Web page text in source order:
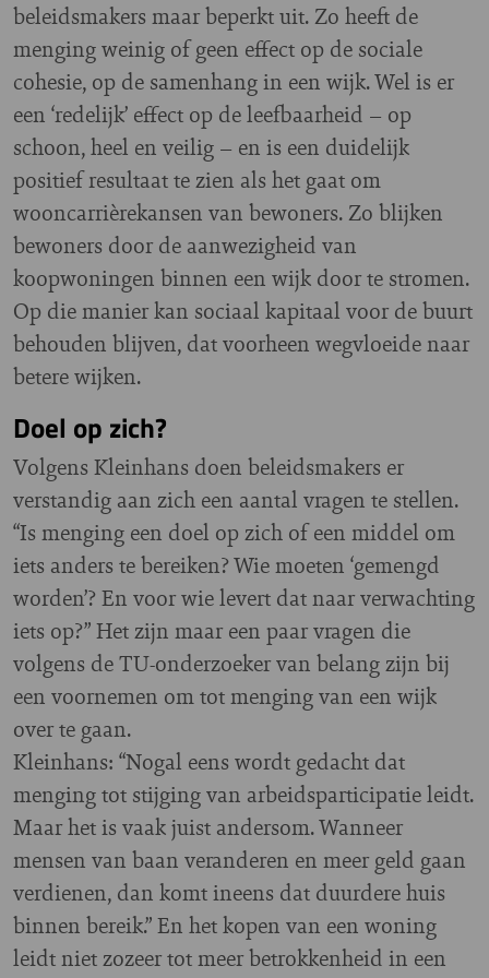
beleidsmakers maar beperkt uit. Zo heeft de
menging weinig of geen effect op de sociale
cohesie, op de samenhang in een wijk. Wel is er
een ‘redelijk’ effect op de leefbaarheid – op
schoon, heel en veilig – en is een duidelijk
positief resultaat te zien als het gaat om
wooncarrièrekansen van bewoners. Zo blijken
bewoners door de aanwezigheid van
koopwoningen binnen een wijk door te stromen.
Op die manier kan sociaal kapitaal voor de buurt
behouden blijven, dat voorheen wegvloeide naar
betere wijken.
Doel op zich?
Volgens Kleinhans doen beleidsmakers er
verstandig aan zich een aantal vragen te stellen.
“Is menging een doel op zich of een middel om
iets anders te bereiken? Wie moeten ‘gemengd
worden’? En voor wie levert dat naar verwachting
iets op?” Het zijn maar een paar vragen die
volgens de TU-onderzoeker van belang zijn bij
een voornemen om tot menging van een wijk
over te gaan.
Kleinhans: “Nogal eens wordt gedacht dat
menging tot stijging van arbeidsparticipatie leidt.
Maar het is vaak juist andersom. Wanneer
mensen van baan veranderen en meer geld gaan
verdienen, dan komt ineens dat duurdere huis
binnen bereik.” En het kopen van een woning
leidt niet zozeer tot meer betrokkenheid in een